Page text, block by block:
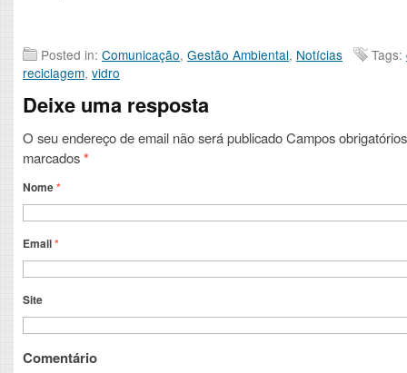
Posted in: Comunicação, Gestão Ambiental, Notícias Tags:
reciclagem, vidro
Deixe uma resposta
O seu endereço de email não será publicadoCampos
marcados*
Nome*
Email*
Site
Comentário